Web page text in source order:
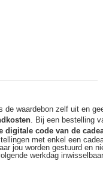
de waardebon zelf uit en
. Bij een bestelling
digitale code van de
met enkel een
jou worden gestuurd en
werkdag